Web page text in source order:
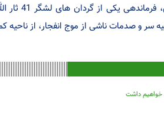
این سردار شهید
سر و صدمات ناشی از موج انفجار، از ناحیه
خواهیم داشت